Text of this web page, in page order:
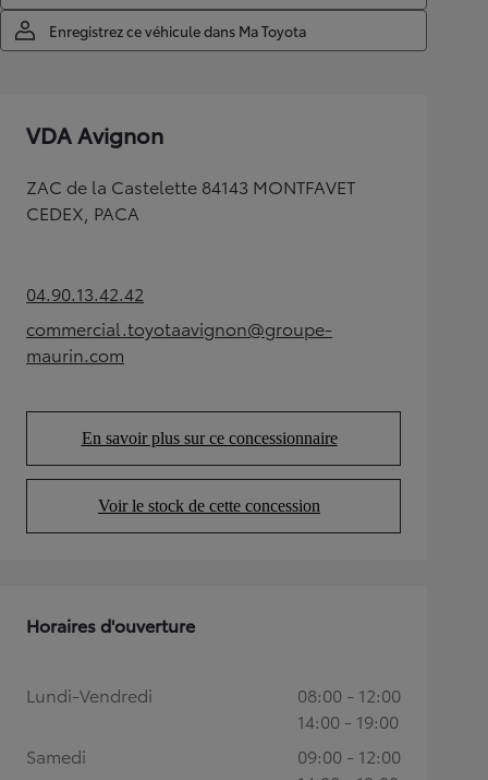
Enregistrez ce véhicule dans Ma Toyota
VDA Avignon
ZAC de la Castelette 84143 MONTFAVET
CEDEX, PACA
04.90.13.42.42(Opens in new tab)
commercial.toyotaavignon@groupe-
maurin.com
En savoir plus sur ce concessionnaire
(Opens in new tab)
Voir le stock de cette concession
(Opens in new tab)
Horaires d'ouverture
Lundi-Vendredi
08:00 - 12:00
14:00 - 19:00
Samedi
09:00 - 12:00